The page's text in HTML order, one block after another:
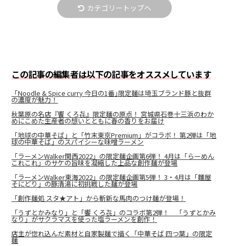
カテゴリートップへ
この記事の編集者は以下の記事をオススメしています
「Noodle & Spice curry 今日の1番｣限定麺は埼玉ブランド豚と抜群
の濃度が魅力！
秋葉原の名店『饗 くろ㐂』限定麺の原点！ 宮城県石巻十三浜のわか
めにこめた生産者の想いとともに春の香りをお届け
「地球の中華そば」と「竹末東京Premium」がコラボ！ 第2弾は「地
球の中華そば」のスパイシーな味噌ラーメン
「ラーメンWalker関西2022」の限定麺企画第6弾！ 4月は「らーめん
これこれ」のサケの旨味を凝縮した上品な創作麺が登場
「ラーメンWalker東海2022」の限定麺企画第5弾！ 3・4月は「麵屋
そにどり」の豚清湯に初挑戦した麺が登場
「創作麺処 スタ★アト」から斬新な馬肉のつけ麺が登場！
「うずとかみなり」と「饗 くろ㐂」のコラボ第2弾！ 「うずとかみ
なり」がサクラマスを使った塩ラーメンを創作！
店主が惚れ込んだ素材と自家製麺で描く「中華そば 四つ葉」の限定
麺